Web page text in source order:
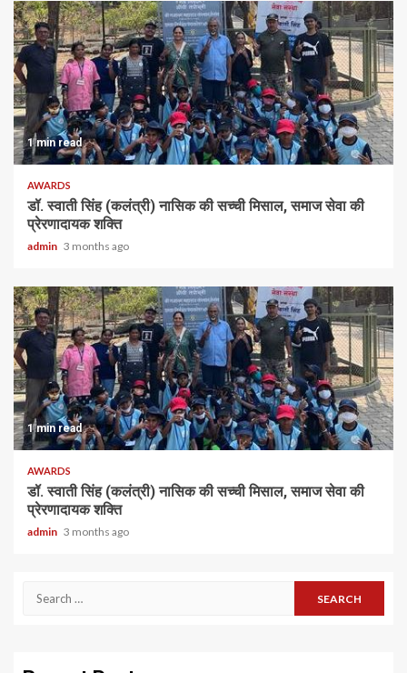
1 min read
AWARDS
डॉ. स्वाती सिंह (कलंत्री) नासिक की सच्ची मिसाल, समाज सेवा की
प्रेरणादायक शक्ति
admin 3 months ago
1 min read
AWARDS
डॉ. स्वाती सिंह (कलंत्री) नासिक की सच्ची मिसाल, समाज सेवा की
प्रेरणादायक शक्ति
admin 3 months ago
Search